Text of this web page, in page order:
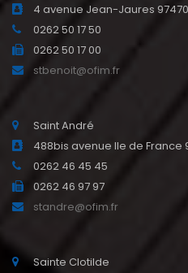
4 avenue Jean-Jaures 97470
0262 50 17 50
0262 50 17 00
stbenoit@ofim.fr
Saint André
488bis avenue Ile de France
0262 46 45 45
0262 46 97 97
standre@ofim.fr
Sainte Clotilde